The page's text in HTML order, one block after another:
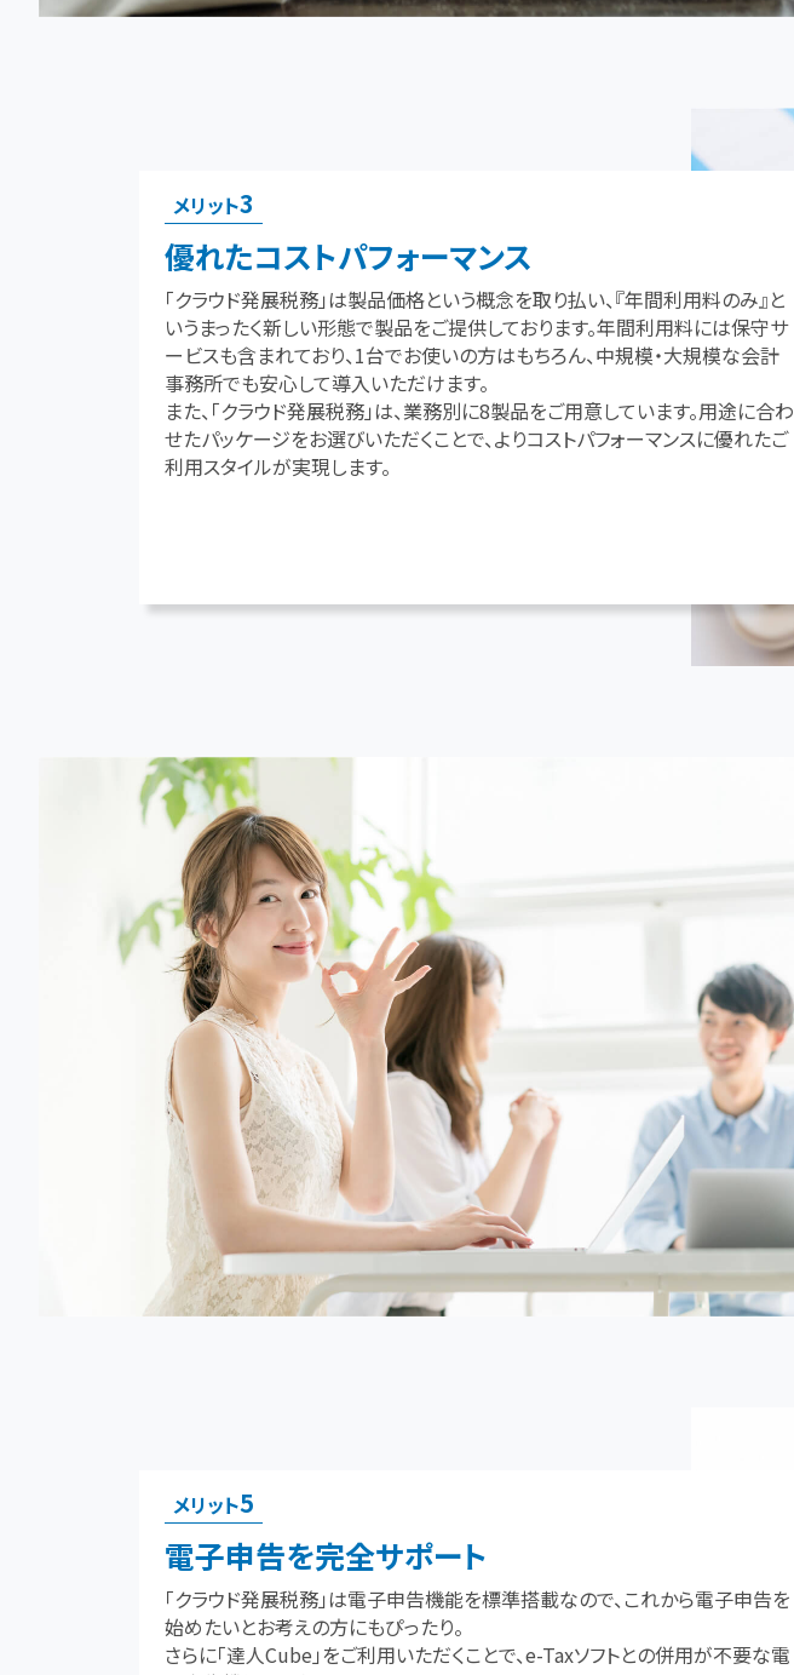
メリット3
優れたコストパフォーマンス
「クラウド発展税務」は製品価格という概念を取り払い、『年間利用料のみ』と
いうまったく新しい形態で製品をご提供しております。年間利用料には保守サ
ービスも含まれており、1台でお使いの方はもちろん、中規模・大規模な会計
事務所でも安心して導入いただけます。
また、「クラウド発展税務」は、業務別に8製品をご用意しています。用途に合わ
せたパッケージをお選びいただくことで、よりコストパフォーマンスに優れたご
利用スタイルが実現します。
メリット5
電子申告を完全サポート
「クラウド発展税務」は電子申告機能を標準搭載なので、これから電子申告を
始めたいとお考えの方にもぴったり。
さらに「達人Cube」をご利用いただくことで、e-Taxソフトとの併用が不要な電